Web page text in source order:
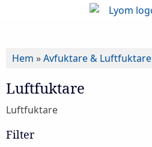
Hem »Avfuktare & Luftfuktare
Luftfuktare
Luftfuktare
Filter